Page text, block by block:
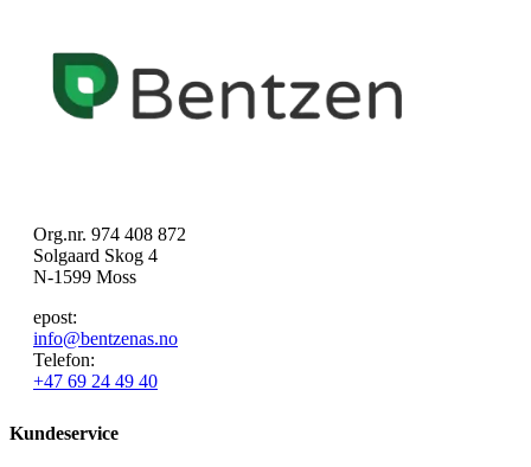
Org.nr. 974 408 872
Solgaard Skog 4
N-1599 Moss
epost:
info@bentzenas.no
Telefon:
+47 69 24 49 40
Kundeservice